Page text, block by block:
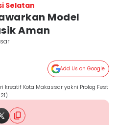
Selatan
Model
Aman
Add Us on Google
kreatif Kota Makassar yakni Prolog Fest